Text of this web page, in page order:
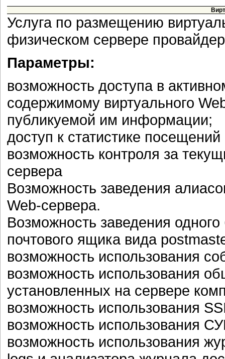
Услуга по размещению
физическом сервере
Параметры:
возможность доступа в
содержимому виртуального
публикуемой им информации;
доступ к статистике
возможность контроля за
сервера
Возможность заведения
Web-сервера.
Возможность заведения
почтового ящика вида
возможность использования
возможность использования
установленных на сервере
возможность использования
возможность использования
возможность использования